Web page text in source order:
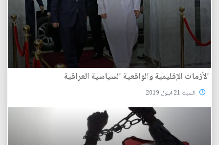
الأزمات الإقليمية والواقعية السياسية العراقية
السبت 21 ايلول 2019